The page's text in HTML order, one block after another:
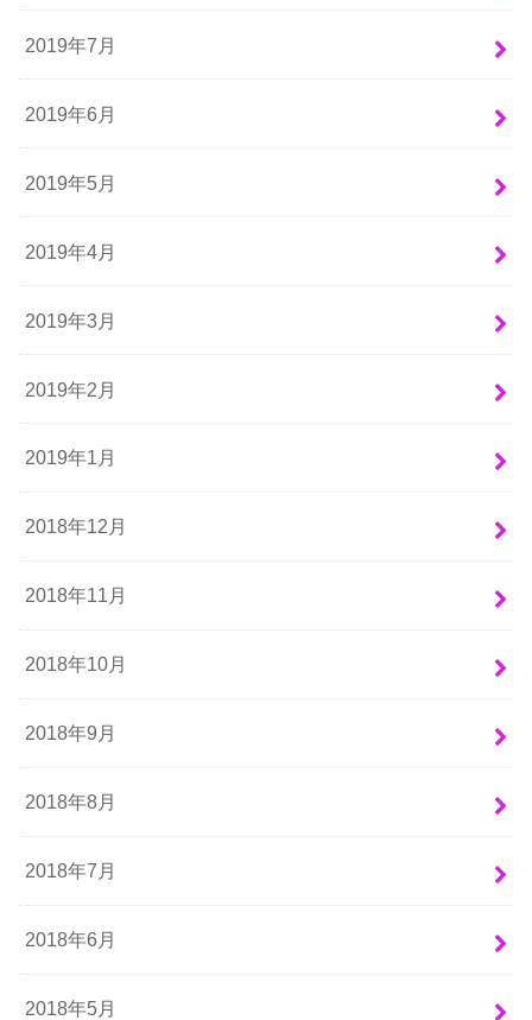
2019年7月
2019年6月
2019年5月
2019年4月
2019年3月
2019年2月
2019年1月
2018年12月
2018年11月
2018年10月
2018年9月
2018年8月
2018年7月
2018年6月
2018年5月